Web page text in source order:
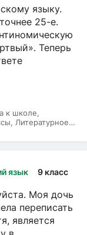
языку.
25-е.
Теперь
к школе,
Литературное
язык 9 класс
Моя дочь
переписать
является